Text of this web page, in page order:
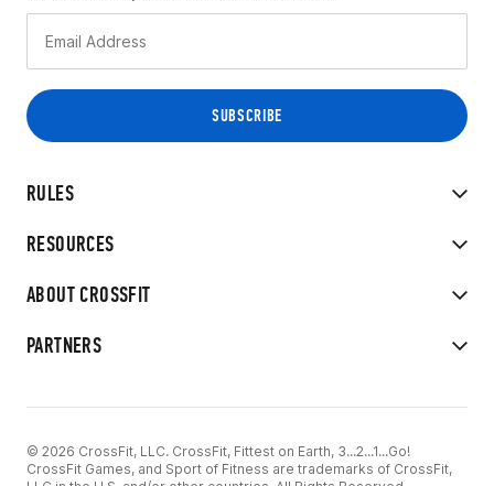
RULES
RESOURCES
ABOUT CROSSFIT
PARTNERS
© 2026 CrossFit, LLC. CrossFit, Fittest on Earth, 3...2...1...Go!
CrossFit Games, and Sport of Fitness are trademarks of CrossFit,